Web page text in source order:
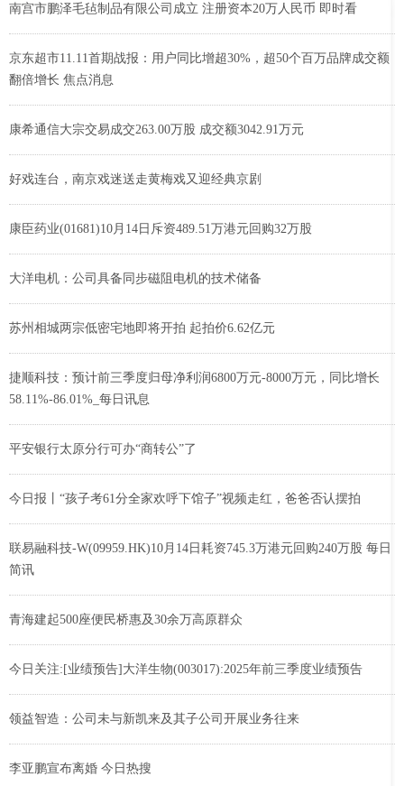
南宫市鹏泽毛毡制品有限公司成立 注册资本20万人民币 即时看
京东超市11.11首期战报：用户同比增超30%，超50个百万品牌成交额
翻倍增长 焦点消息
康希通信大宗交易成交263.00万股 成交额3042.91万元
好戏连台，南京戏迷送走黄梅戏又迎经典京剧
康臣药业(01681)10月14日斥资489.51万港元回购32万股
大洋电机：公司具备同步磁阻电机的技术储备
苏州相城两宗低密宅地即将开拍 起拍价6.62亿元
捷顺科技：预计前三季度归母净利润6800万元-8000万元，同比增长
58.11%-86.01%_每日讯息
平安银行太原分行可办“商转公”了
今日报丨“孩子考61分全家欢呼下馆子”视频走红，爸爸否认摆拍
联易融科技-W(09959.HK)10月14日耗资745.3万港元回购240万股 每日
简讯
青海建起500座便民桥惠及30余万高原群众
今日关注:[业绩预告]大洋生物(003017):2025年前三季度业绩预告
领益智造：公司未与新凯来及其子公司开展业务往来
李亚鹏宣布离婚 今日热搜